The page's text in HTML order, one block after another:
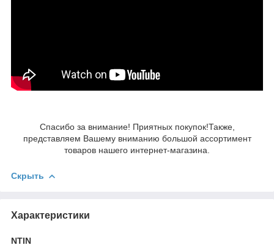
Спасибо за внимание! Приятных покупок!Также,
представляем Вашему вниманию большой ассортимент
товаров нашего интернет-магазина.
Скрыть
Характеристики
NTIN